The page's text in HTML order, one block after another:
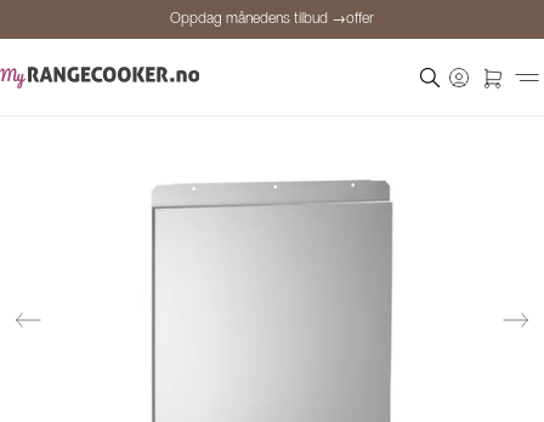
Oppdag månedens tilbud →offer
Oppdag månedens tilbud →offer